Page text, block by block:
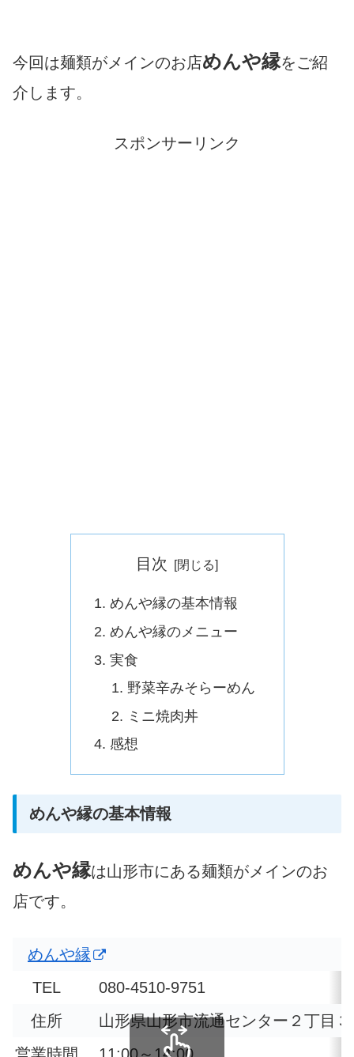
今回は麺類がメインのお店めんや縁をご紹
介します。
スポンサーリンク
目次
めんや縁の基本情報
めんや縁のメニュー
実食
野菜辛みそらーめん
ミニ焼肉丼
感想
めんや縁の基本情報
めんや縁は山形市にある麺類がメインのお
店です。
めんや縁
TEL
080-4510-9751
住所
山形県山形市流通センター２丁目